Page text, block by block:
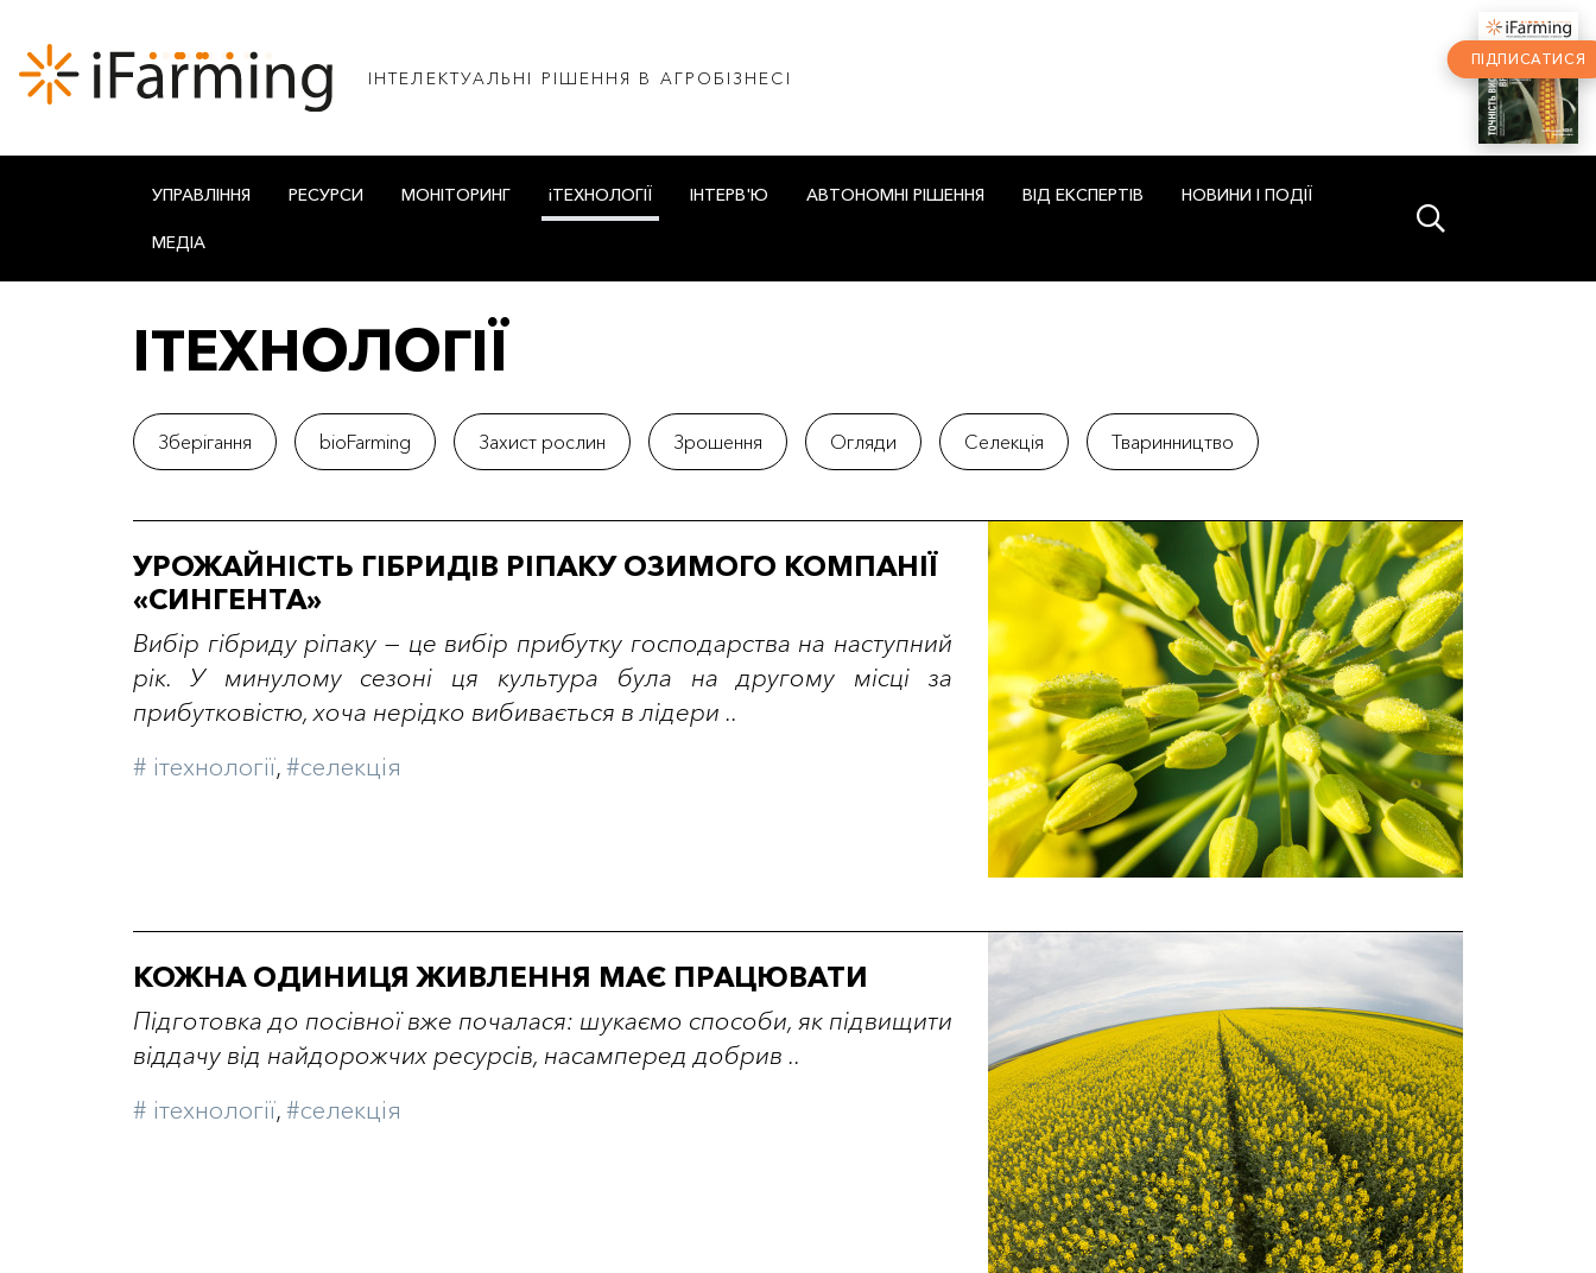
IНТЕЛЕКТУАЛЬНІ РІШЕННЯ В АГРОБІЗНЕСІ
ПІДПИСАТИСЯ
УПРАВЛІННЯ РЕСУРСИ МОНІТОРИНГ iТЕХНОЛОГІЇ ІНТЕРВ'Ю АВТОНОМНІ РІШЕННЯ ВІД ЕКСПЕРТІВ НОВИНИ І ПОДІЇ
МЕДІА
IТЕХНОЛОГІЇ
Зберігання bioFarming Захист рослин Зрошення Огляди Селекція Тваринництво
УРОЖАЙНІСТЬ ГІБРИДІВ РІПАКУ ОЗИМОГО КОМПАНІЇ
«СИНГЕНТА»
Вибір гібриду ріпаку — це вибір прибутку господарства на наступний
рік. У минулому сезоні ця культура була на другому місці за
прибутковістю, хоча нерідко вибивається в лідери ..
# iтехнології, #селекція
КОЖНА ОДИНИЦЯ ЖИВЛЕННЯ МАЄ ПРАЦЮВАТИ
Підготовка до посівної вже почалася: шукаємо способи, як підвищити
віддачу від найдорожчих ресурсів, насамперед добрив ..
# iтехнології, #селекція